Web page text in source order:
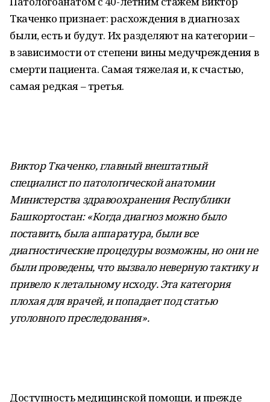
Ткаченко признает: расхождения в диагнозах
были, есть и будут. Их разделяют на категории –
в зависимости от степени вины медучреждения в
смерти пациента. Самая тяжелая и, к счастью,
самая редкая – третья.
Виктор Ткаченко, главный внештатный
специалист по патологической анатомии
Министерства здравоохранения Республики
Башкортостан: «Когда диагноз можно было
поставить, была аппаратура, были все
диагностические процедуры возможны, но они не
были проведены, что вызвало неверную тактику и
привело к летальному исходу. Эта категория
плохая для врачей, и попадает под статью
уголовного преследования».
Доступность медицинской помощи, и прежде